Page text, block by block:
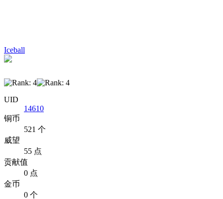
Iceball
UID
14610
铜币
521 个
威望
55 点
贡献值
0 点
金币
0 个